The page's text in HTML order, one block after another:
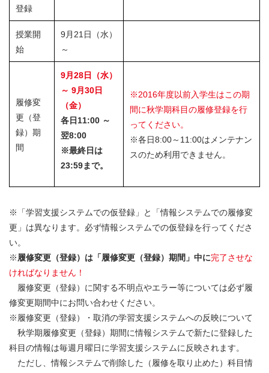
登録
授業開
始
9月21日（水）
～
履修変
更（登
録）期
間
9月28日（水）
～ 9月30日
（金）
各日11:00 ～
翌8:00
※最終日は
23:59まで。
※2016年度以前入学生はこの期
間に秋学期科目の履修登録を行
ってください。
※各日8:00～11:00はメンテナン
スのため利用できません。
※「学習支援システムでの仮登録」と「情報システムでの履修変
更」は異なります。必ず情報システムでの仮登録を行ってくださ
い。
※履修変更（登録）は「履修変更（登録）期間」中に完了させな
ければなりません！
履修変更（登録）に関する不明点やエラー等については必ず履
修変更期間中にお問い合わせください。
※履修変更（登録）・取消の学習支援システムへの反映について
秋学期履修変更（登録）期間に情報システムで新たに登録した
科目の情報は毎週月曜日に学習支援システムに反映されます。
ただし、情報システムで削除した（履修を取り止めた）科目情